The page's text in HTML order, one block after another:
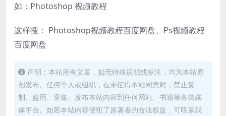
如：Photoshop 视频教程
这样搜： Photoshop视频教程百度网盘、Ps视频教程
百度网盘
声明：本站所有文章，如无特殊说明或标注，均为本站原
创发布。任何个人或组织，在未征得本站同意时，禁止复
制、盗用、采集、发布本站内容到任何网站、书籍等各类媒
体平台。如若本站内容侵犯了原著者的合法权益，可联系我